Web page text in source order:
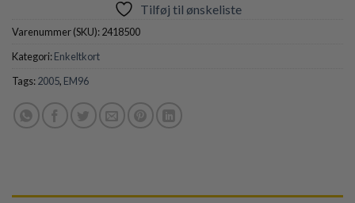
Tilføj til ønskeliste
Varenummer (SKU):2418500
Kategori:Enkeltkort
Tags:2005, EM96